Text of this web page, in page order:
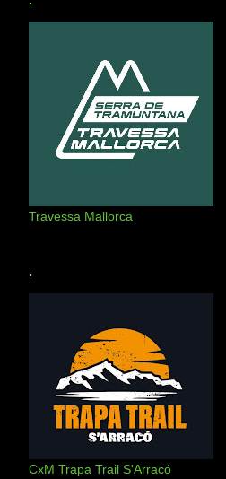
Travessa Mallorca
.
CxM Trapa Trail S'Arracó